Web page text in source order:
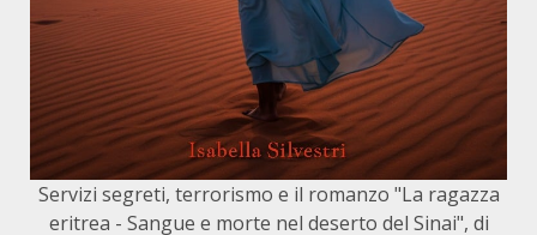
Servizi segreti, terrorismo e il romanzo "La ragazza
eritrea - Sangue e morte nel deserto del Sinai", di